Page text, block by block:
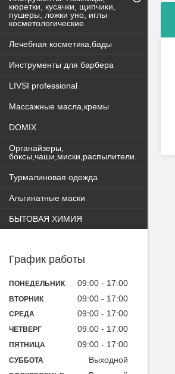
кюретки, кусачки, щипчики,
пушеры, ложки уно, иглы
косметологические
Лечебная косметика,бады
Инструменты для барбера
LIVSI professional
Массажные масла,кремы
DOMIX
Органайзеры,
боксы,чаши,миски,распылители.
Турмалиновая одежда
Альгинатные маски
БЫТОВАЯ ХИМИЯ
График работы
ПОНЕДЕЛЬНИК 09:00 17:00
ВТОРНИК 09:00 17:00
СРЕДА 09:00 17:00
ЧЕТВЕРГ 09:00 17:00
ПЯТНИЦА 09:00 17:00
СУББОТА Выходной